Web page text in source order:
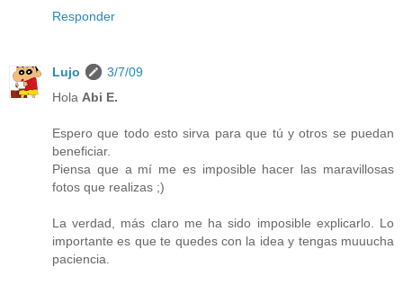
Responder
Lujo
3/7/09
Hola Abi E.
Espero que todo esto sirva para que tú y otros se puedan
beneficiar.
Piensa que a mí me es imposible hacer las maravillosas
fotos que realizas ;)
La verdad, más claro me ha sido imposible explicarlo. Lo
importante es que te quedes con la idea y tengas muuucha
paciencia.